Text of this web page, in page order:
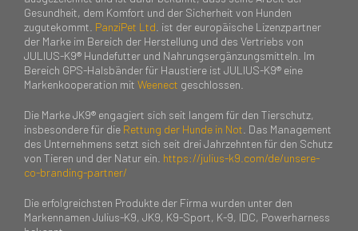
Gesundheit, dem Komfort und der Sicherheit von Hunden
zugutekommt. PanziPet Ltd . ist der europäische Lizenzpartner
der Marke im Bereich der Herstellung und des Vertriebs von
JULIUS-K9® Hundefutter und Nahrungsergänzungsmitteln. Im
Bereich GPS-Halsbänder für Haustiere ist JULIUS-K9® eine
Markenkooperation mit Weenect geschlossen.
Die Marke JK9® engagiert sich seit langem für den Tierschutz,
insbesondere für die Rettung der Hunde in Not . Das Management
des Unternehmens setzt sich seit drei Jahrzehnten für den Schutz
von Tieren und der Natur ein. https://julius-k9.com/de/unsere-
co-branding-partner/
Die erfolgreichsten Produkte der Firma wurden unter den
Markennamen Julius-K9, JK9, K9-Sport, K-9, IDC, Powerharness